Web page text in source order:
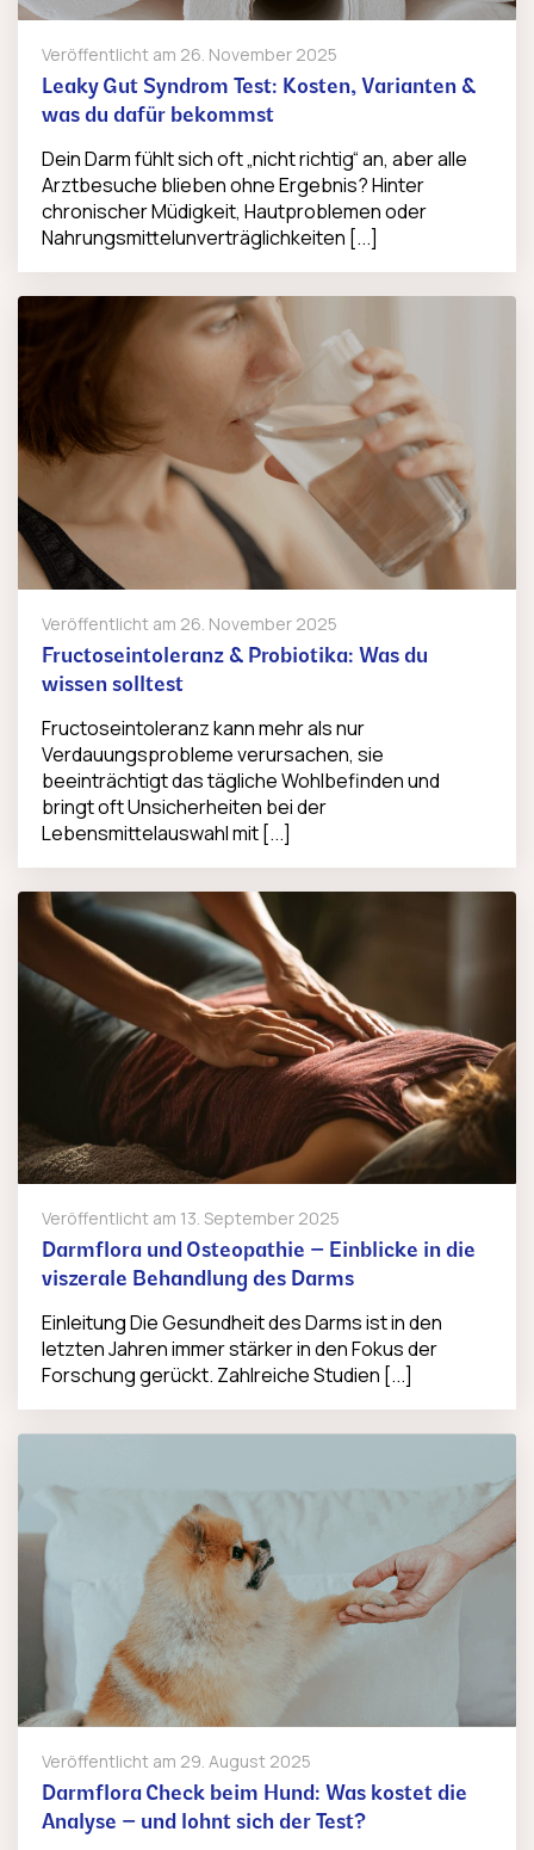
Veröffentlicht am 26. November 2025
Leaky Gut Syndrom Test: Kosten, Varianten &
was du dafür bekommst
Dein Darm fühlt sich oft „nicht richtig“ an, aber alle
Arztbesuche blieben ohne Ergebnis? Hinter
chronischer Müdigkeit, Hautproblemen oder
Nahrungsmittelunverträglichkeiten [...]
Veröffentlicht am 26. November 2025
Fructoseintoleranz & Probiotika: Was du
wissen solltest
Fructoseintoleranz kann mehr als nur
Verdauungsprobleme verursachen, sie
beeinträchtigt das tägliche Wohlbefinden und
bringt oft Unsicherheiten bei der
Lebensmittelauswahl mit [...]
Veröffentlicht am 13. September 2025
Darmflora und Osteopathie – Einblicke in die
viszerale Behandlung des Darms
Einleitung Die Gesundheit des Darms ist in den
letzten Jahren immer stärker in den Fokus der
Forschung gerückt. Zahlreiche Studien [...]
Veröffentlicht am 29. August 2025
Darmflora Check beim Hund: Was kostet die
Analyse – und lohnt sich der Test?